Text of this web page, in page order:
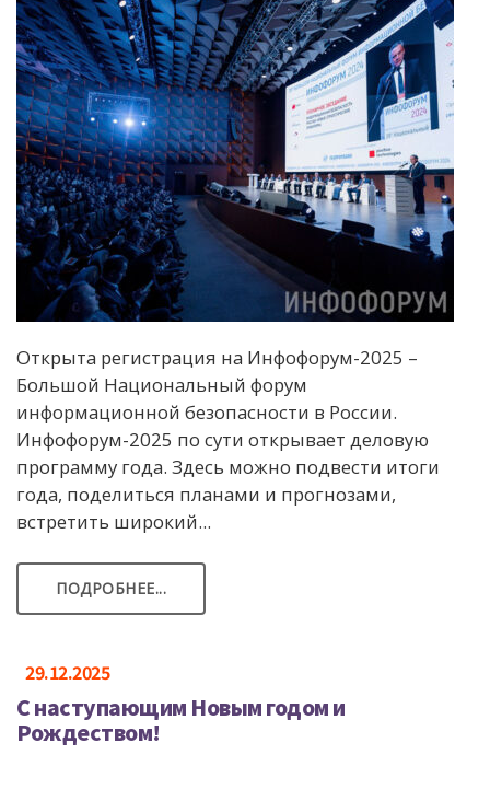
Открыта регистрация на Инфофорум-2025 –
Большой Национальный форум
информационной безопасности в России.
Инфофорум-2025 по сути открывает деловую
программу года. Здесь можно подвести итоги
года, поделиться планами и прогнозами,
встретить широкий...
ПОДРОБНЕЕ...
29.12.2025
С наступающим Новым годом и
Рождеством!